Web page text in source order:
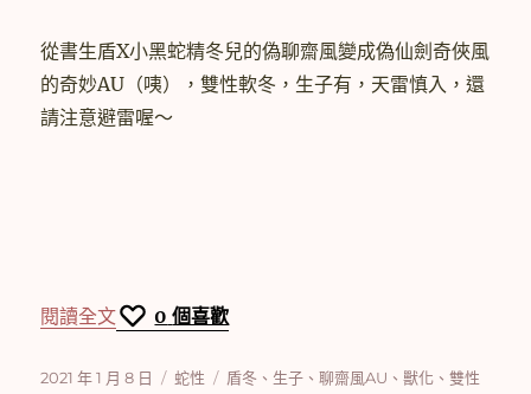
從書生盾X小黑蛇精冬兒的偽聊齋風變成偽仙劍奇俠風
的奇妙AU（咦），雙性軟冬，生子有，天雷慎入，還
請注意避雷喔～
閱讀全文〈【盾冬】蛇性 (7)〉
0 個喜歡
發
2021 年 1 月 8 日
分
蛇性
標
盾冬 、 生子 、聊齋風AU 、獸化 、雙性